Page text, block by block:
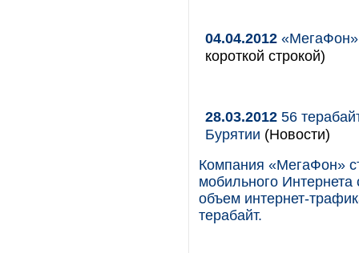
04.04.2012 «МегаФон»
короткой строкой)
28.03.2012 56
Бурятии (Новости)
Компания «МегаФон»
мобильного
объем интернет-
терабайт.